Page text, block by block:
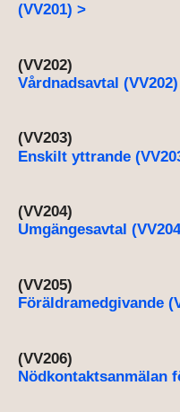
(VV201) >
(VV202)
Vårdnadsavtal
(VV203)
Enskilt yttrande
(VV204)
Umgängesavtal
(VV205)
Föräldramedgivande
(VV206)
Nödkontaktsanmälan